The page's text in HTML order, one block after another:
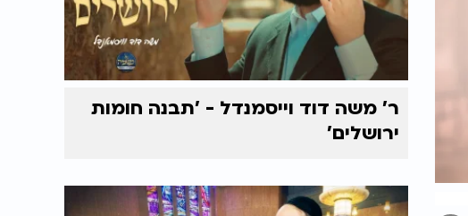
ר’ משה דוד וייסמנדל - 'תבנה חומות
ירושלים'